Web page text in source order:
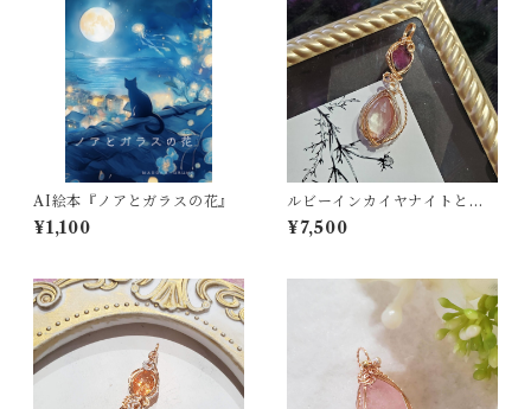
AI絵本『ノアとガラスの花』
¥1,100
ルビーインカイヤナイトとア
ンデシンの2連ペンダントトッ
プ
¥7,500